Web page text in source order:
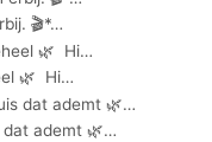
🎬*…
🌿⁠ ⁠ Hi…
ademt 🌿…